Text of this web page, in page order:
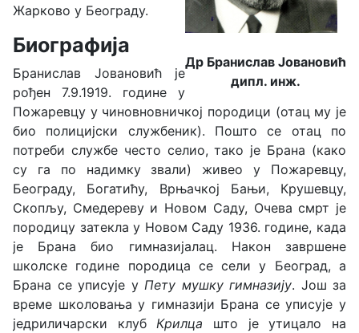
Др Бранислав Јовановић
дипл. инж.
Жарково у Београду.
Биографија
Бранислав Јовановић је
рођен 7.9.1919. године у
Пожаревцу у чиновновничкој породици (отац му је
био полицијски службеник). Пошто се отац по
потреби службе често селио, тако је Брана (како
су га по надимку звали) живео у Пожаревцу,
Београду, Богатићу, Врњачкој Бањи, Крушевцу,
Скопљу, Смедереву и Новом Саду, Очева смрт је
породицу затекла у Новом Саду 1936. године, када
је Брана био гимназијалац. Након завршене
школске године породица се сели у Београд, а
Брана се уписује у Пету мушку гимназију. Још за
време школовања у гимназији Брана се уписује у
једриличарски клуб Крилца што је утицало на